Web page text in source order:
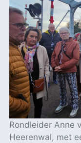
Rondleider Anne
Heerenwal, met